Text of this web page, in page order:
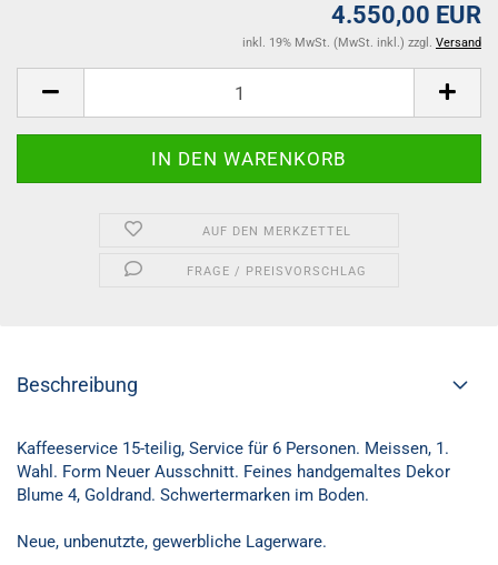
4.550,00 EUR
inkl. 19% MwSt. (MwSt. inkl.) zzgl. Versand
AUF DEN MERKZETTEL
FRAGE / PREISVORSCHLAG
Beschreibung
Kaffeeservice 15-teilig, Service für 6 Personen. Meissen, 1.
Wahl. Form Neuer Ausschnitt. Feines handgemaltes Dekor
Blume 4, Goldrand. Schwertermarken im Boden.
Neue, unbenutzte, gewerbliche Lagerware.